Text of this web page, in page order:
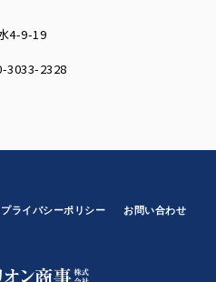
4-9-19
3033-2328
プライバシーポリシー お問い合わせ